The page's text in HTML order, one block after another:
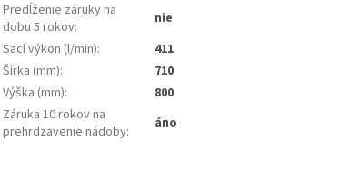
Predĺženie záruky na
dobu 5 rokov:
nie
Sací výkon (l/min):
411
Šírka (mm):
710
Výška (mm):
800
Záruka 10 rokov na
prehrdzavenie nádoby: áno